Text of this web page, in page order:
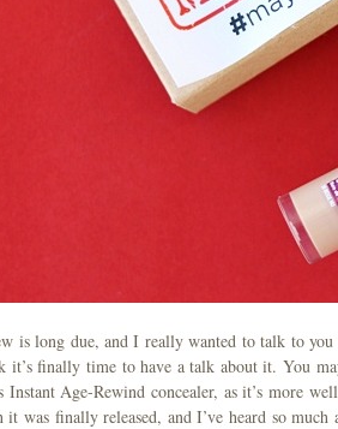
is long due, and I really wanted to talk to
it’s finally time to have a talk about it. You
Instant Age-Rewind concealer, as it’s more
it was finally released, and I’ve heard so